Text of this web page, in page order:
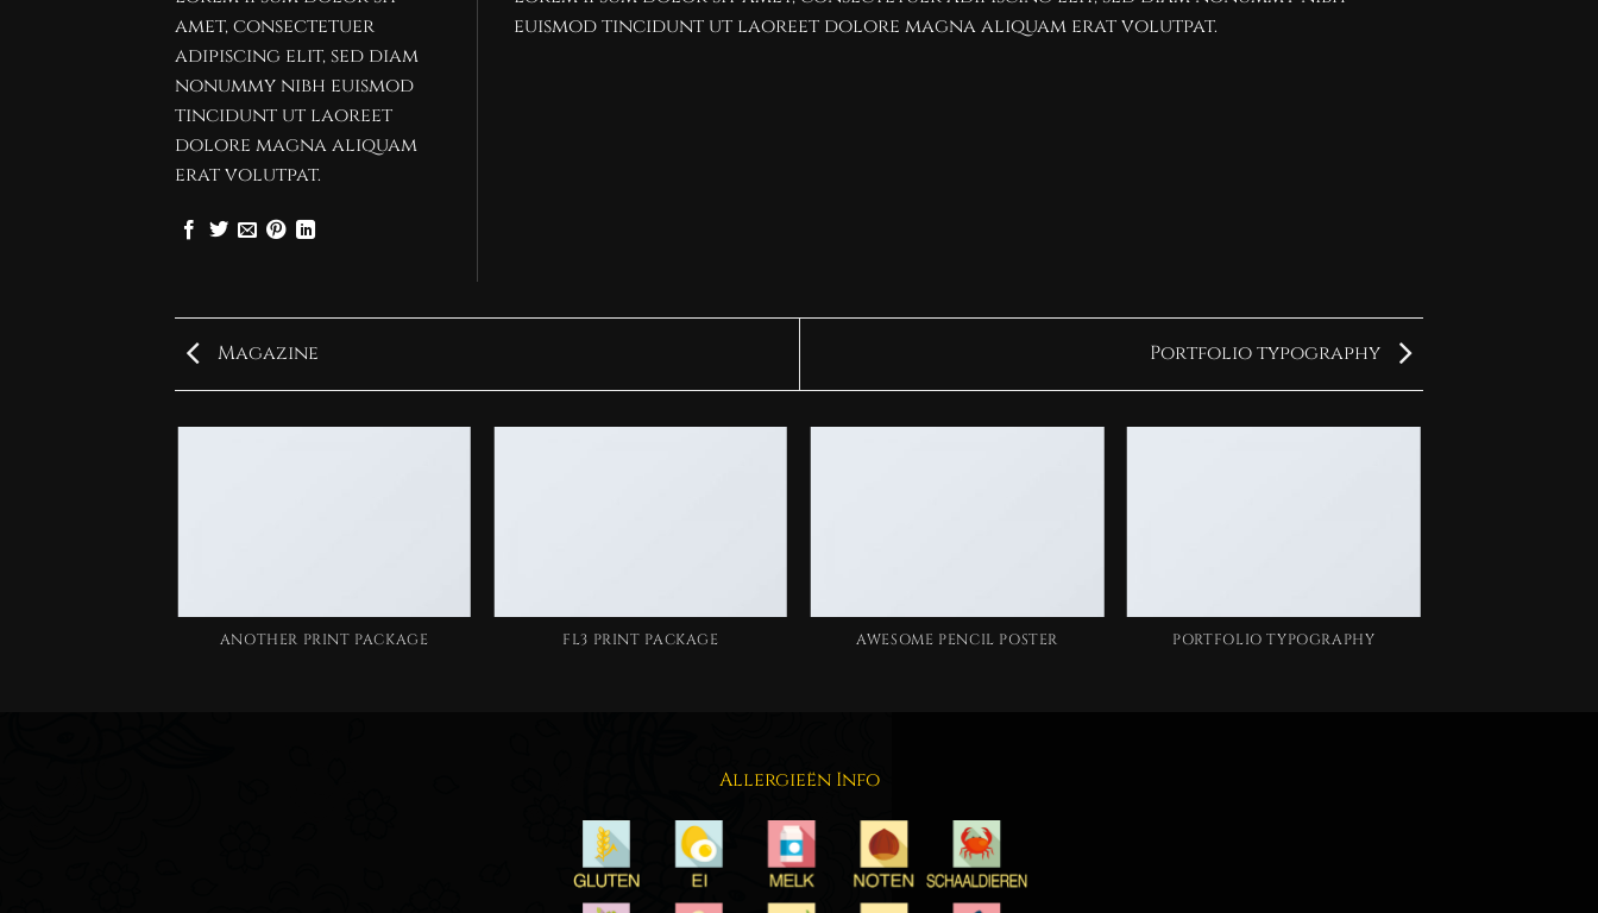
amet, consectetuer
adipiscing elit, sed diam
nonummy nibh euismod
tincidunt ut laoreet
dolore magna aliquam
erat volutpat.
euismod tincidunt ut laoreet dolore magna aliquam erat volutpat.
Magazine Portfolio typography
ANOTHER PRINT PACKAGE FL3 PRINT PACKAGE AWESOME PENCIL POSTER PORTFOLIO TYPOGRAPHY
Allergieën Info